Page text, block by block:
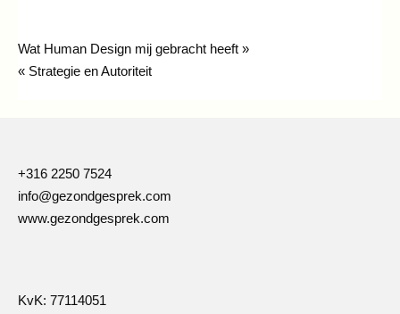
Bericht
navigatie
Wat Human Design mij gebracht heeft »
« Strategie en Autoriteit
+316 2250 7524
info@gezondgesprek.com
www.gezondgesprek.com
KvK: 77114051